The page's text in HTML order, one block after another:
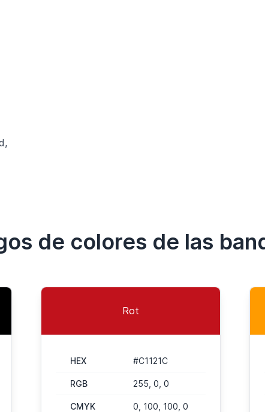
de colores de las
Rot
HEX #C1121C
RGB 255, 0, 0
CMYK 0, 100, 100, 0